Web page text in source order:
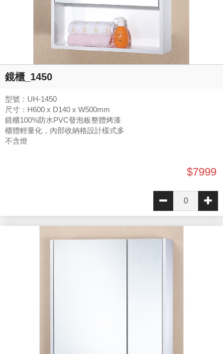
鏡櫃_1450
型號：UH-1450
尺寸：H600 x D140 x W500mm
鏡櫃100%防水PVC發泡板整體烤漆
櫃體輕量化，內部收納格設計樣式多
不含燈
$7999